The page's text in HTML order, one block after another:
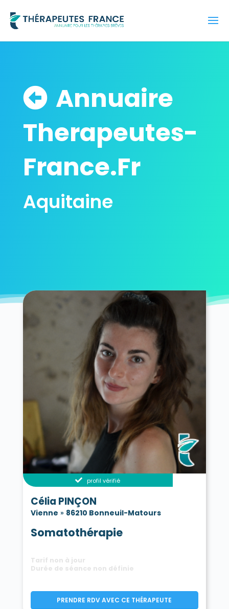
Annuaire
Therapeutes-
France.Fr
Aquitaine
profil vérifié
Célia PINÇON
Vienne » 86210 Bonneuil-Matours
Somatothérapie
Tarif non à jour
Durée de séance non définie
PRENDRE RDV AVEC CE THÉRAPEUTE